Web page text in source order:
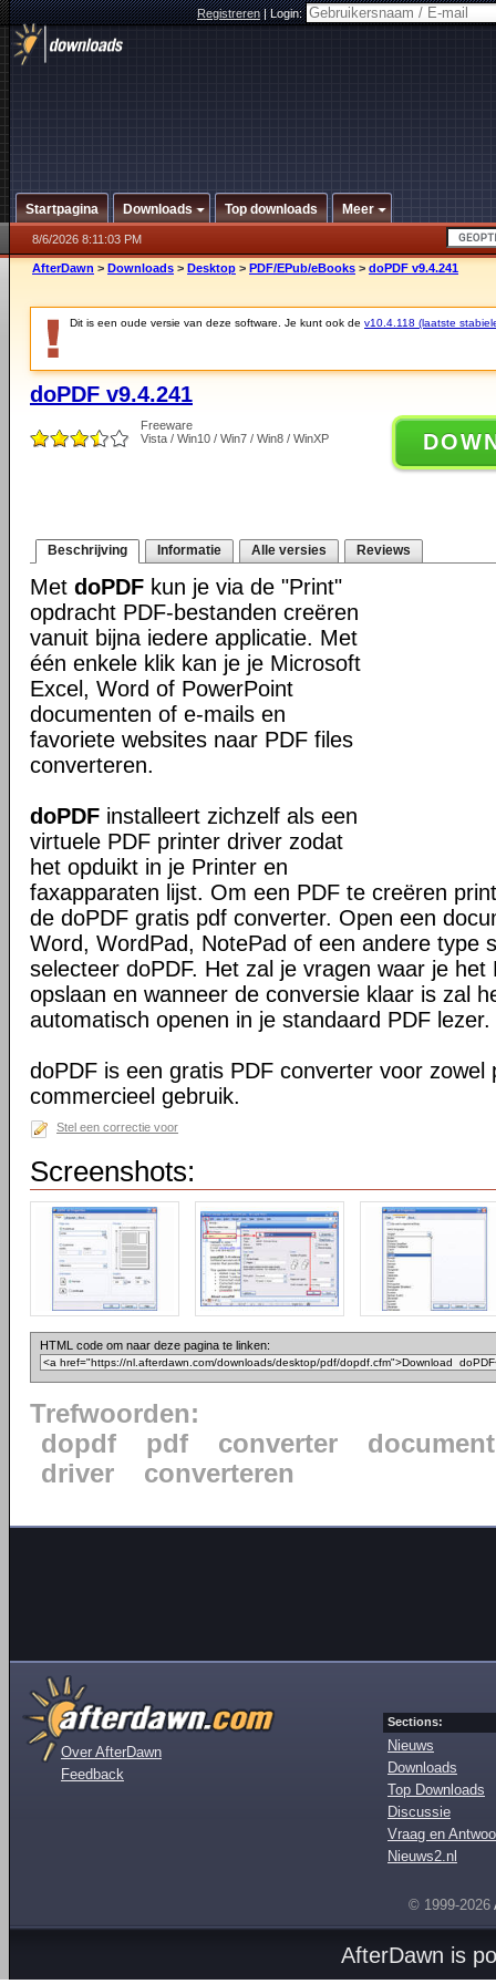
Registreren|Login:
Startpagina Downloads Top downloads Meer
8/6/2026 8:11:03 PM
AfterDawn > Downloads > Desktop > PDF/EPub/eBooks > doPDF v9.4.241
Dit is een oude versie van deze software. Je kunt ook de v10.4.118 (laatste
doPDF v9.4.241
Freeware
Vista / Win10 / Win7 / Win8 / WinXP
Beschrijving Informatie Alle versies Reviews
Met doPDF kun je via de "Print"
opdracht PDF-bestanden creëren
vanuit bijna iedere applicatie. Met
één enkele klik kan je je Microsoft
Excel, Word of PowerPoint
documenten of e-mails en
favoriete websites naar PDF files
converteren.
doPDF installeert zichzelf als een
virtuele PDF printer driver zodat
het opduikt in je Printer en
faxapparaten lijst. Om een PDF te creëren
de doPDF gratis pdf converter. Open een
Word, WordPad, NotePad of een andere type
selecteer doPDF. Het zal je vragen waar je het
opslaan en wanneer de conversie klaar is zal
automatisch openen in je standaard PDF lezer.
doPDF is een gratis PDF converter voor zowel
commercieel gebruik.
Stel een correctie voor
Screenshots:
HTML code om naar deze pagina te linken:
Trefwoorden:
dopdf
pdf converter
document
driver
converteren
Over AfterDawn
Feedback
Sections:
Nieuws
Downloads
Top Downloads
Discussie
Vraag en
Nieuws2.nl
© 1999-2026
AfterDawn is